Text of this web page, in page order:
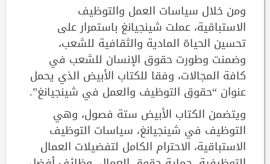
ومن خلال سياسات العمل والتوظيف
الاستباقية، عملت شينجيانغ باستمرار على
تحسين الحياة المادية والثقافية للشعب،
وضمنت وطورت حقوق الإنسان للشعب في
كافة المجالات، وفقا للكتاب الأبيض الذي يحمل
عنوان “حقوق التوظيف والعمل في شينجيانغ”.
ويتضمن الكتاب الأبيض ستة فصول، وهي
التوظيف في شينجيانغ، سياسات التوظيف
الاستباقية، الاحترام الكامل لتفضيلات العمال